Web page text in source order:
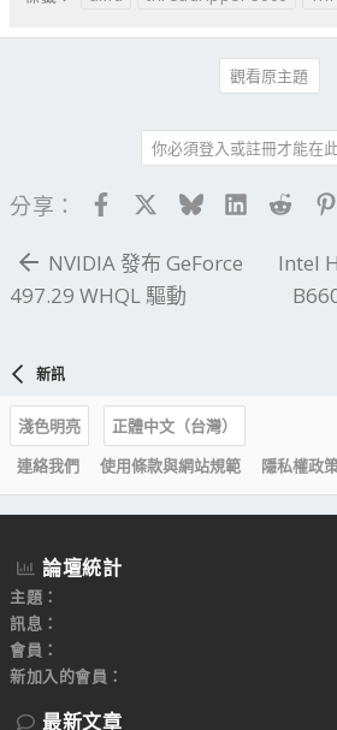
觀看原主題
你必須登入或註冊才能在
分享： FacebookBlueskyLinkedIn
NVIDIA 發布 GeForce
497.29 WHQL 驅動
Intel
新訊
淺色明亮
正體中文（台灣）
連絡我們
使用條款與網站規範 隱私權政
論壇統計
主題
訊息
會員
新加入的會員
最新文章